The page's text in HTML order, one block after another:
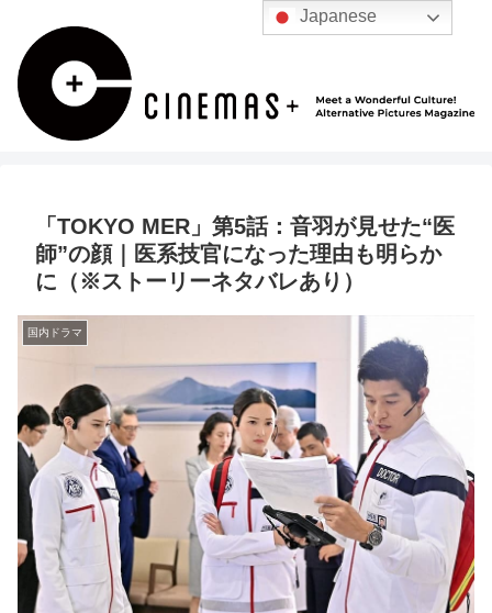
「TOKYO MER」第5話：音羽が見せた“医
師”の顔｜医系技官になった理由も明らか
に（※ストーリーネタバレあり）
国内ドラマ
Japanese